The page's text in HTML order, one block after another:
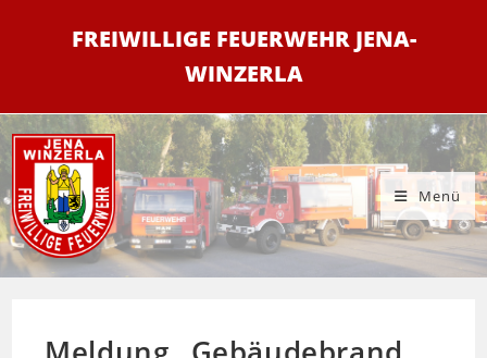
FREIWILLIGE FEUERWEHR JENA-
WINZERLA
Menü